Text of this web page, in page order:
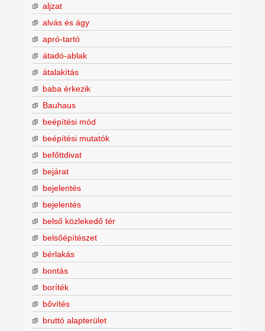
aljzat
alvás és ágy
apró-tartó
átadó-ablak
átalakítás
baba érkezik
Bauhaus
beépítési mód
beépítési mutatók
befőttdivat
bejárat
bejelentés
bejelentés
belső közlekedő tér
belsőépítészet
bérlakás
bontás
boríték
bővítés
bruttó alapterület